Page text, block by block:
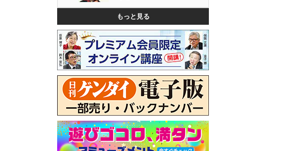
もっと見る